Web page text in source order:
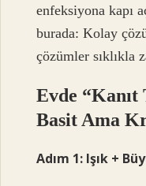
enfeksiyona kapı
burada: Kolay
çözümler sıklıkla
Evde “Kanıt
Basit Ama
Adım 1: Işık +